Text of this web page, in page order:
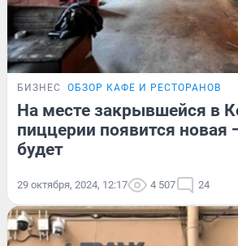
БИЗНЕС ОБЗОР КАФЕ И РЕСТОРАНОВ
На месте закрывшейся в
пиццерии появится новая
будет
29 октября, 2024, 12:17 4 507 24